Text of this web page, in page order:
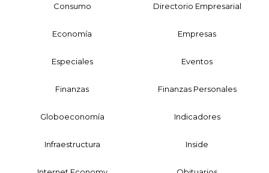
Consumo Directorio Empresarial
Economía Empresas
Especiales Eventos
Finanzas Finanzas Personales
Globoeconomía Indicadores
Infraestructura Inside